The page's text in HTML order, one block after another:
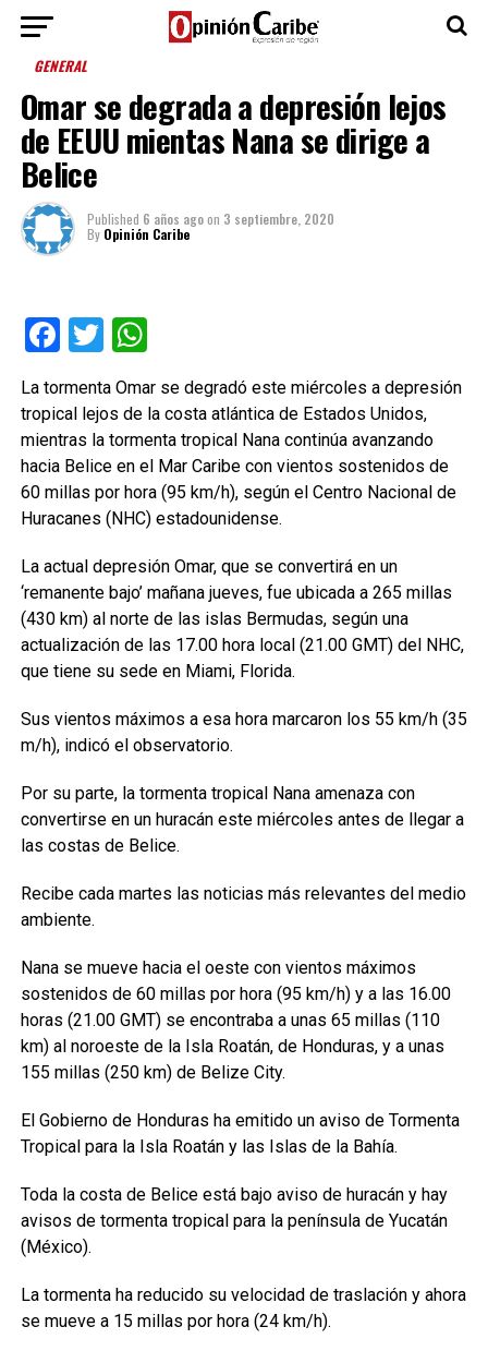
GENERAL
Omar se degrada a depresión lejos
de EEUU mientas Nana se dirige a
Belice
Published 6 años agoon 3 septiembre, 2020
By Opinión Caribe
Facebook
TwitterWhatsApp
La tormenta Omar se degradó este miércoles a depresión
tropical lejos de la costa atlántica de Estados Unidos,
mientras la tormenta tropical Nana continúa avanzando
hacia Belice en el Mar Caribe con vientos sostenidos de
60 millas por hora (95 km/h), según el Centro Nacional de
Huracanes (NHC) estadounidense.
La actual depresión Omar, que se convertirá en un
‘remanente bajo’ mañana jueves, fue ubicada a 265 millas
(430 km) al norte de las islas Bermudas, según una
actualización de las 17.00 hora local (21.00 GMT) del NHC,
que tiene su sede en Miami, Florida.
Sus vientos máximos a esa hora marcaron los 55 km/h (35
m/h), indicó el observatorio.
Por su parte, la tormenta tropical Nana amenaza con
convertirse en un huracán este miércoles antes de llegar a
las costas de Belice.
Recibe cada martes las noticias más relevantes del medio
ambiente.
Nana se mueve hacia el oeste con vientos máximos
sostenidos de 60 millas por hora (95 km/h) y a las 16.00
horas (21.00 GMT) se encontraba a unas 65 millas (110
km) al noroeste de la Isla Roatán, de Honduras, y a unas
155 millas (250 km) de Belize City.
El Gobierno de Honduras ha emitido un aviso de Tormenta
Tropical para la Isla Roatán y las Islas de la Bahía.
Toda la costa de Belice está bajo aviso de huracán y hay
avisos de tormenta tropical para la península de Yucatán
(México).
La tormenta ha reducido su velocidad de traslación y ahora
se mueve a 15 millas por hora (24 km/h).